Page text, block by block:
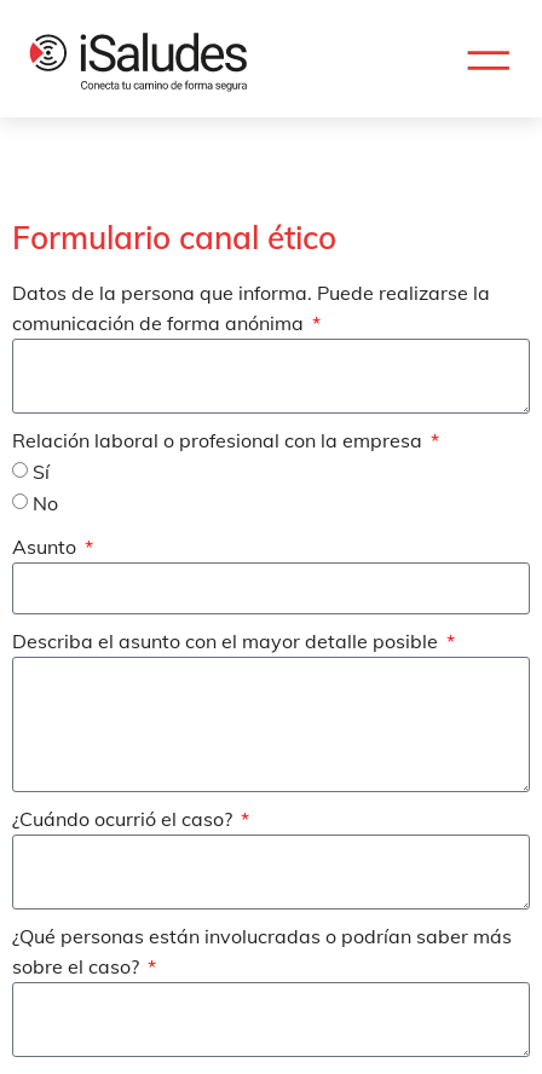
Formulario canal ético
Datos de la persona que informa. Puede realizarse la
comunicación de forma anónima
Relación laboral o profesional con la empresa
Sí
No
Asunto
Describa el asunto con el mayor detalle posible
¿Cuándo ocurrió el caso?
¿Qué personas están involucradas o podrían saber más
sobre el caso?